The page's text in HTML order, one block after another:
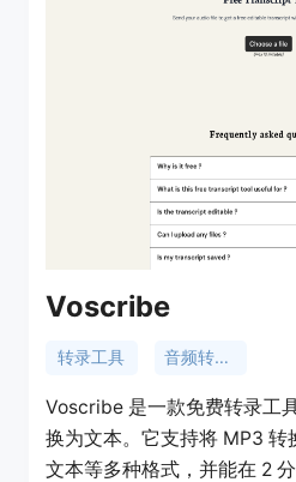
Voscribe
转录工具 音频转文本
Voscribe 是一款免费转录工
换为文本。它支持将 MP3 转
文本等多种格式，并能在 2